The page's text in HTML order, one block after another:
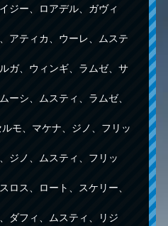
ジー、ロアデル、ガヴィ
アティカ、ウーレ、ムステ
ガ、ウィンギ、ラムゼ、サ
ーシ、ムスティ、ラムゼ、
モ、マケナ、ジノ、フリッ
ジノ、ムスティ、フリッ
ロス、ロート、スケリー、
ダフィ、ムスティ、リジ